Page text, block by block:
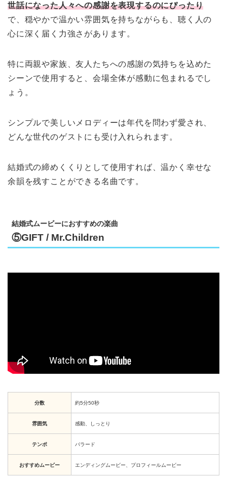
世話になった人々への感謝を表現するのにぴったり
で、穏やかで温かい雰囲気を持ちながらも、聴く人の
心に深く届く力強さがあります。
特に両親や家族、友人たちへの感謝の気持ちを込めた
シーンで使用すると、会場全体が感動に包まれるでし
ょう。
シンプルで美しいメロディーは年代を問わず愛され、
どんな世代のゲストにも受け入れられます。
結婚式の締めくくりとして使用すれば、温かく幸せな
余韻を残すことができる名曲です。
結婚式ムービーにおすすめの楽曲
⑤GIFT / Mr.Children
分数 約5分50秒
雰囲気 感動、しっとり
テンポ バラード
おすすめムービー エンディングムービー、プロフィールムービー